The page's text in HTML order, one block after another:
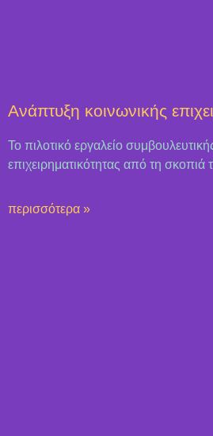
Ανάπτυξη κοινωνικής
Το πιλοτικό εργαλείο
επιχειρηματικότητας από τη σκοπιά
περισσότερα »